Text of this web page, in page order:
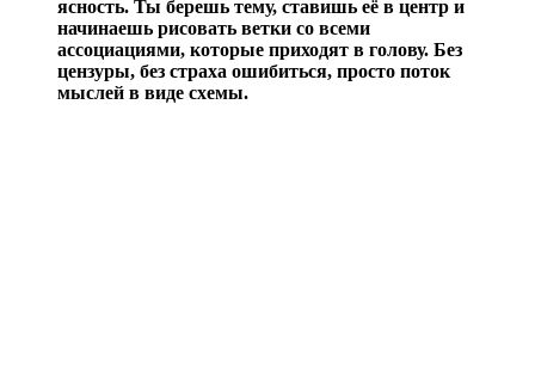
ясность. Ты берешь тему, ставишь её в центр и
начинаешь рисовать ветки со всеми
ассоциациями, которые приходят в голову. Без
цензуры, без страха ошибиться, просто поток
мыслей в виде схемы.